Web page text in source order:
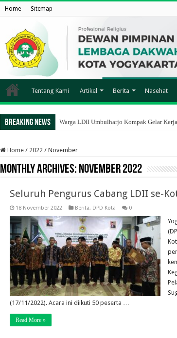
Home Sitemap
Tentang Kami Artikel Berita Nasehat
Breaking News Warga LDII Umbulharjo Kompak Gelar
Home / 2022 / November
Monthly Archives: November 2022
Seluruh Pengurus Cabang LDII se-
18 November 2022 Berita, DPD Kota 0
(17/11/2022). Acara ini diikuti 50 peserta …
Read More »